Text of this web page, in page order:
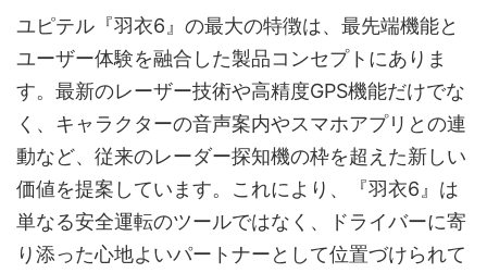
ユピテル『羽衣6』の最大の特徴は、最先端機能と
ユーザー体験を融合した製品コンセプトにありま
す。最新のレーザー技術や高精度GPS機能だけでな
く、キャラクターの音声案内やスマホアプリとの連
動など、従来のレーダー探知機の枠を超えた新しい
価値を提案しています。これにより、『羽衣6』は
単なる安全運転のツールではなく、ドライバーに寄
り添った心地よいパートナーとして位置づけられて